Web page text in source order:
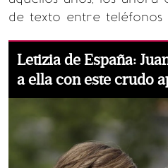
de texto entre teléfonos
Letizia de España:
a ella con este crudo